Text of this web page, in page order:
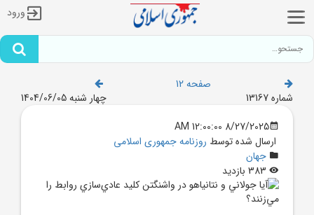
ورود
صفحه 12
شماره 13167
چهار شنبه 1404/06/05
8/27/2025 12:00:00 AM
ارسال شده توسط روزنامه جمهوری اسلامی
جهان